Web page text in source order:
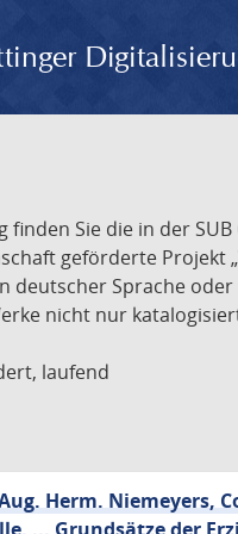
finden Sie die in der
geförderte Projekt
deutscher Sprache
nicht nur
laufend
Herm. Niemeyers,